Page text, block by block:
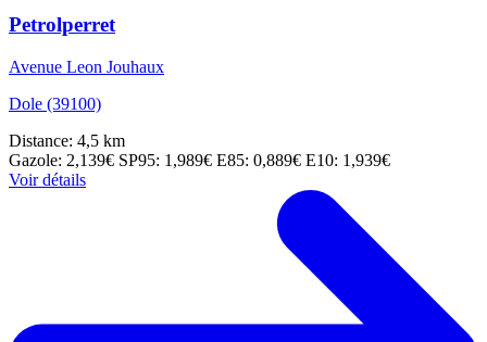
Petrolperret
Avenue Leon Jouhaux
Dole (39100)
Distance: 4,5 km
Gazole: 2,139€ SP95: 1,989€ E85: 0,889€ E10: 1,939€
Voir détails